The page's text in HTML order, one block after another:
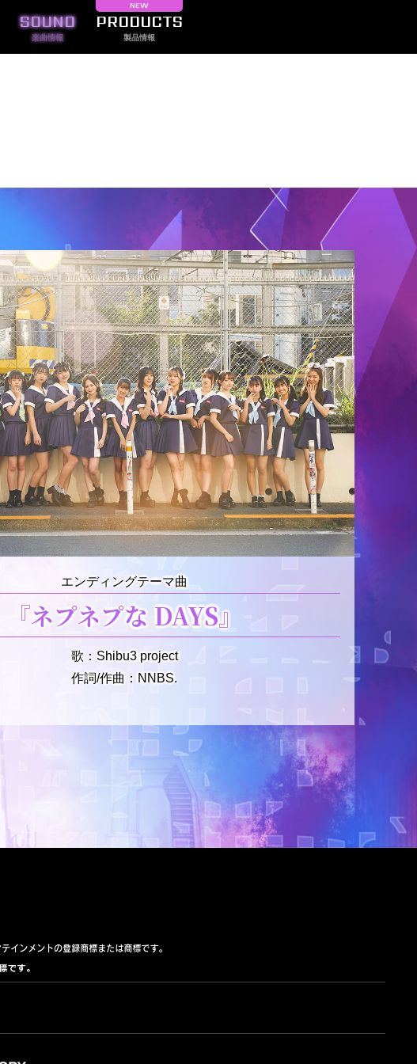
SOUND
楽曲情報
PRODUCTS
製品情報
NEW
エンディングテーマ曲
『ネプネプな DAYS』
歌：Shibu3 project
作詞/作曲：NNBS.